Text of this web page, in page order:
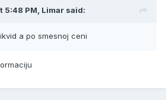
5:48 PM, Limar said:
a po smesnoj ceni